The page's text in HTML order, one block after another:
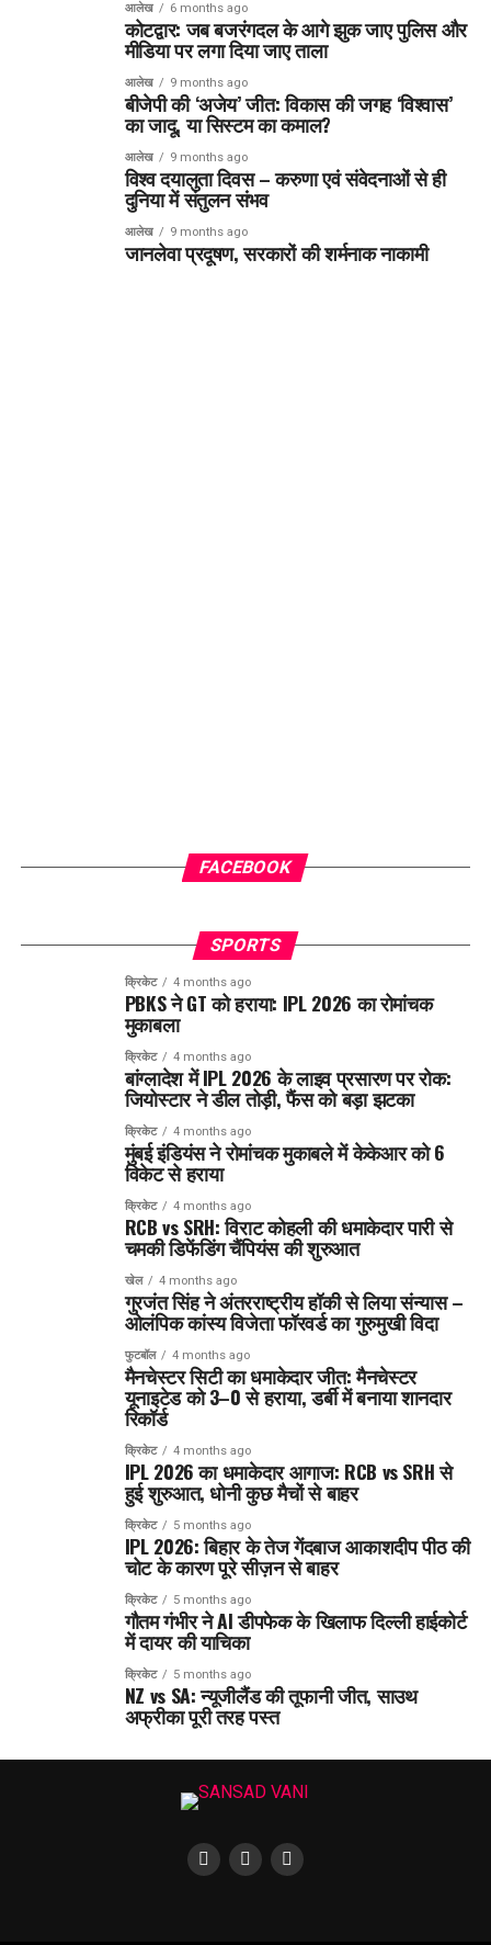
आलेख 6 months ago
कोटद्वार: जब बजरंगदल के आगे झुक जाए पुलिस और
मीडिया पर लगा दिया जाए ताला
आलेख 9 months ago
बीजेपी की ‘अजेय’ जीत: विकास की जगह ‘विश्वास’
का जादू, या सिस्टम का कमाल?
आलेख 9 months ago
विश्व दयालुता दिवस – करुणा एवं संवेदनाओं से ही
दुनिया में संतुलन संभव
आलेख 9 months ago
जानलेवा प्रदूषण, सरकारों की शर्मनाक नाकामी
FACEBOOK
SPORTS
क्रिकेट 4 months ago
PBKS ने GT को हराया: IPL 2026 का रोमांचक
मुकाबला
क्रिकेट 4 months ago
बांग्लादेश में IPL 2026 के लाइव प्रसारण पर रोक:
जियोस्टार ने डील तोड़ी, फैंस को बड़ा झटका
क्रिकेट 4 months ago
मुंबई इंडियंस ने रोमांचक मुकाबले में केकेआर को 6
विकेट से हराया
क्रिकेट 4 months ago
RCB vs SRH: विराट कोहली की धमाकेदार पारी से
चमकी डिफेंडिंग चैंपियंस की शुरुआत
खेल 4 months ago
गुरजंत सिंह ने अंतरराष्ट्रीय हॉकी से लिया संन्यास –
ओलंपिक कांस्य विजेता फॉरवर्ड का गुरुमुखी विदा
फुटबॉल 4 months ago
मैनचेस्टर सिटी का धमाकेदार जीत: मैनचेस्टर
यूनाइटेड को 3–0 से हराया, डर्बी में बनाया शानदार
रिकॉर्ड
क्रिकेट 4 months ago
IPL 2026 का धमाकेदार आगाज: RCB vs SRH से
हुई शुरुआत, धोनी कुछ मैचों से बाहर
क्रिकेट 5 months ago
IPL 2026: बिहार के तेज गेंदबाज आकाशदीप पीठ की
चोट के कारण पूरे सीज़न से बाहर
क्रिकेट 5 months ago
गौतम गंभीर ने AI डीपफेक के खिलाफ दिल्ली हाईकोर्ट
में दायर की याचिका
क्रिकेट 5 months ago
NZ vs SA: न्यूजीलैंड की तूफानी जीत, साउथ
अफ्रीका पूरी तरह पस्त